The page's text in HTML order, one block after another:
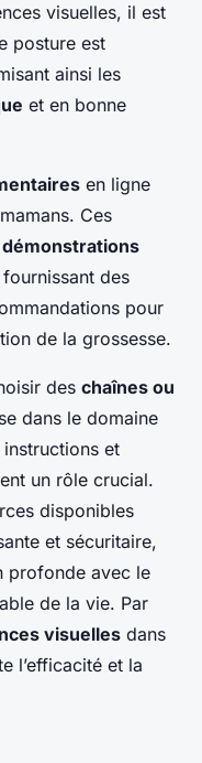
visuelles, il est
posture est
ainsi les
et en bonne
en ligne
Ces
démonstrations
des
pour
de la grossesse.
des chaînes ou
dans le domaine
et
un rôle crucial.
disponibles
et sécuritaire,
profonde avec le
de la vie. Par
visuelles dans
l’efficacité et la